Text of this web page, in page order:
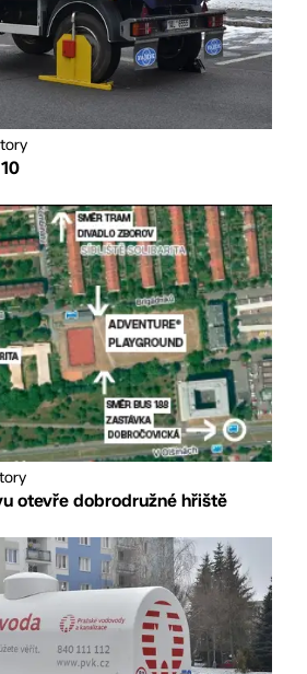
otevře dobrodružné hřiště